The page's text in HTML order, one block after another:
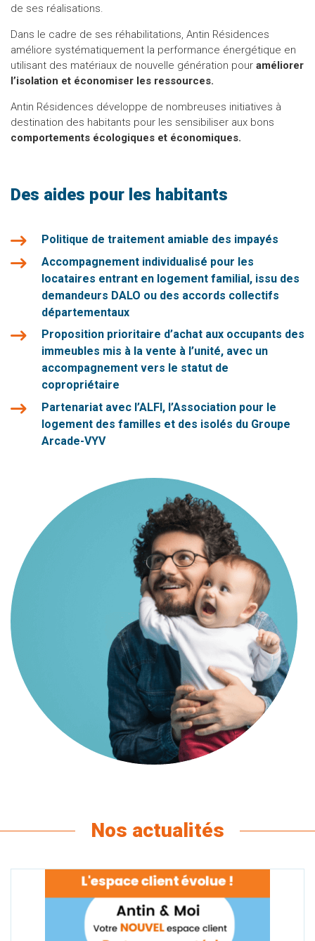
de ses réalisations.
Dans le cadre de ses réhabilitations, Antin Résidences
améliore systématiquement la performance énergétique en
utilisant des matériaux de nouvelle génération pour améliorer
l’isolation et économiser les ressources.
Antin Résidences développe de nombreuses initiatives à
destination des habitants pour les sensibiliser aux bons
comportements écologiques et économiques.
Des aides pour les habitants
Politique de traitement amiable des impayés
Accompagnement individualisé pour les
locataires entrant en logement familial, issu des
demandeurs DALO ou des accords collectifs
départementaux
Proposition prioritaire d’achat aux occupants des
immeubles mis à la vente à l’unité, avec un
accompagnement vers le statut de
copropriétaire
Partenariat avec l’ALFI, l’Association pour le
logement des familles et des isolés du Groupe
Arcade-VYV
Nos actualités